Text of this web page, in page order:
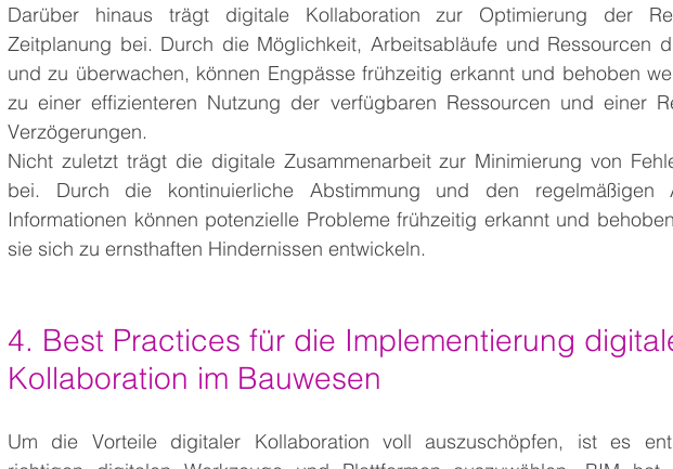
Darüber hinaus trägt digitale Kollaboration zur Optimierung der
Zeitplanung bei. Durch die Möglichkeit, Arbeitsabläufe und Ressourcen
und zu überwachen, können Engpässe frühzeitig erkannt und behoben
zu einer effizienteren Nutzung der verfügbaren Ressourcen und einer
Verzögerungen.
Nicht zuletzt trägt die digitale Zusammenarbeit zur Minimierung von
bei. Durch die kontinuierliche Abstimmung und den regelmäßigen
Informationen können potenzielle Probleme frühzeitig erkannt und
sie sich zu ernsthaften Hindernissen entwickeln.
4. Best Practices für die Implementierung
Kollaboration im Bauwesen
Um die Vorteile digitaler Kollaboration voll auszuschöpfen, ist es